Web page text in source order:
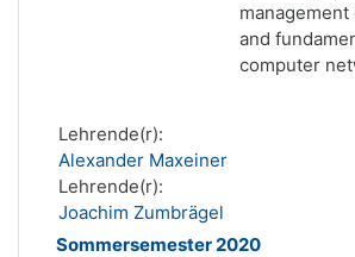
and
computer
Lehrende(r):
Alexander Maxeiner
Lehrende(r):
Joachim Zumbrägel
Sommersemester 2020